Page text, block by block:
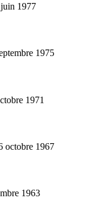
1977
1975
1971
octobre 1967
1963